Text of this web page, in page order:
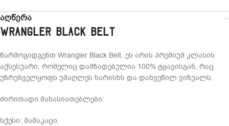
აღწერა
Wrangler Black Belt
წარმოგიდგენთ Wrangler Black Belt. ეს არის პრემიუმ კლასის
აქსესუარი, რომელიც დამზადებულია 100% ტყავისგან, რაც
უზრუნველყოფს უმაღლეს ხარისხს და დახვეწილ ვიზუალს.
ძირითადი მახასიათებლები:
სქესი: მამაკაცი.